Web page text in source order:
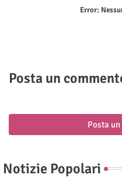
Error:
Posta un
Posta
Notizie Popolari